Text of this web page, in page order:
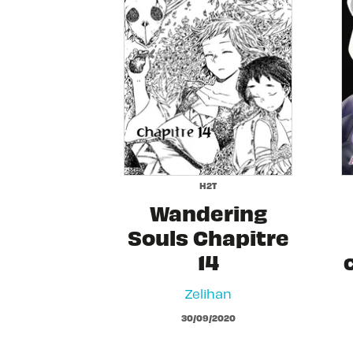
H2T
Wandering
Souls Chapitre
14
Zelihan
30/09/2020